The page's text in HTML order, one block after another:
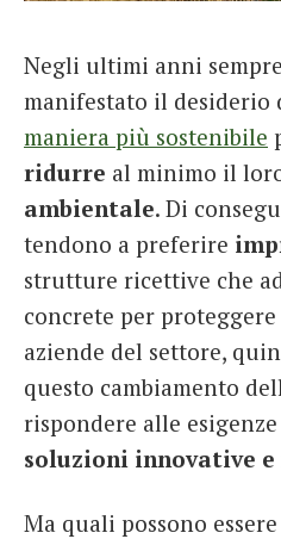
Italiano
Negli ultimi anni
manifestato il desiderio
maniera più sostenibile
ridurre al minimo il
ambientale. Di
tendono a preferire
strutture ricettive che
concrete per proteggere
aziende del settore,
questo cambiamento
rispondere alle
soluzioni innovative
Ma quali possono